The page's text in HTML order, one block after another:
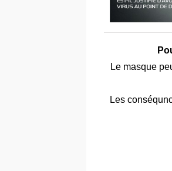
Le masque
Les